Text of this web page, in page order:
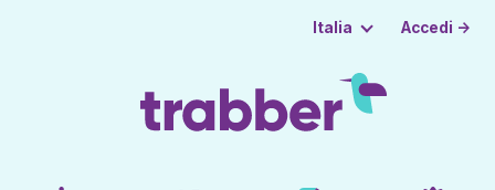
Italia Accedi →